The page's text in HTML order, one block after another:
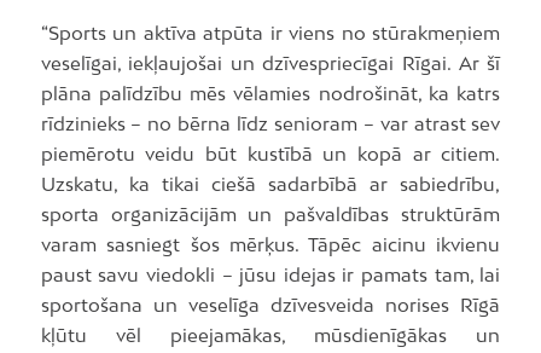
“Sports un aktīva atpūta ir viens no stūrakmeņiem
veselīgai, iekļaujošai un dzīvespriecīgai Rīgai. Ar šī
plāna palīdzību mēs vēlamies nodrošināt, ka katrs
rīdzinieks – no bērna līdz senioram – var atrast sev
piemērotu veidu būt kustībā un kopā ar citiem.
Uzskatu, ka tikai ciešā sadarbībā ar sabiedrību,
sporta organizācijām un pašvaldības struktūrām
varam sasniegt šos mērķus. Tāpēc aicinu ikvienu
paust savu viedokli – jūsu idejas ir pamats tam, lai
sportošana un veselīga dzīvesveida norises Rīgā
kļūtu vēl pieejamākas, mūsdienīgākas un